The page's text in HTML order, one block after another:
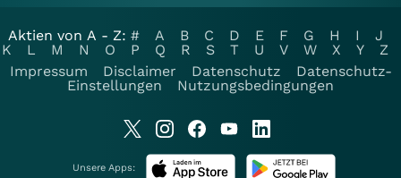
Aktien von A - Z: # A B C D E F G H I
J
K
L M N O P Q R S T U V W X Y
Z
Impressum
Disclaimer Datenschutz
Datenschutz-
Einstellungen
Nutzungsbedingungen
Unsere Apps: